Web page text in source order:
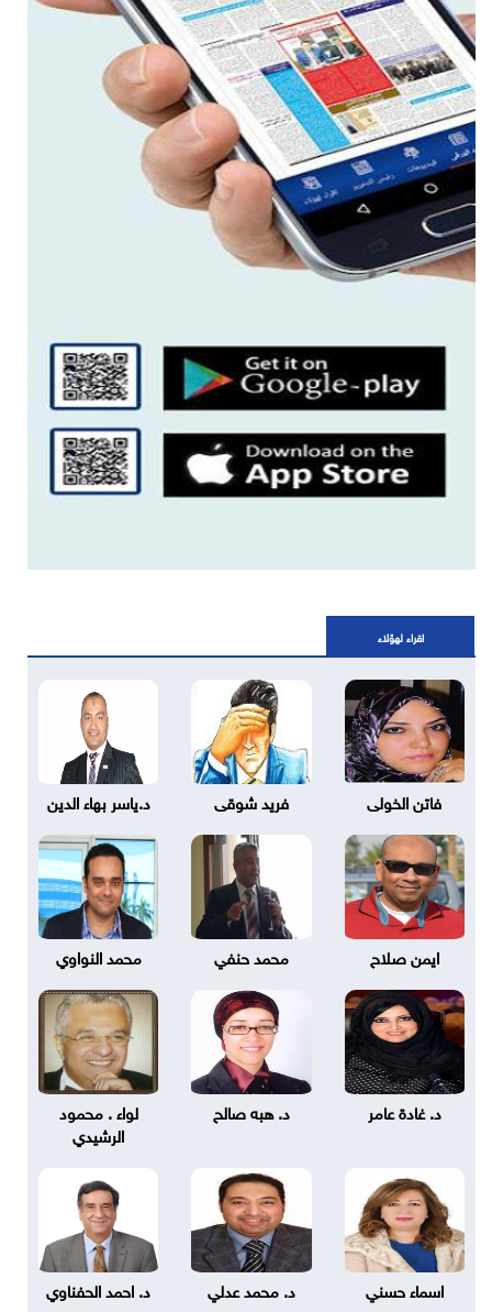
اقراء لهؤلاء
فاتن الخولى فريد شوقى د.ياسر بهاء الدين
ايمن صلاح محمد حنفي محمد النواوي
د. غادة عامر د. هبه صالح
لواء . محمود
الرشيدي
اسماء حسني د. محمد عدلي د. احمد الحفناوي